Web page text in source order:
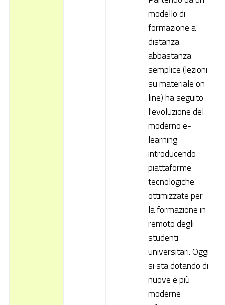
modello di
formazione a
distanza
abbastanza
semplice (lezioni
su materiale on
line) ha seguito
l'evoluzione del
moderno e-
learning
introducendo
piattaforme
tecnologiche
ottimizzate per
la formazione in
remoto degli
studenti
universitari. Oggi
si sta dotando di
nuove e più
moderne